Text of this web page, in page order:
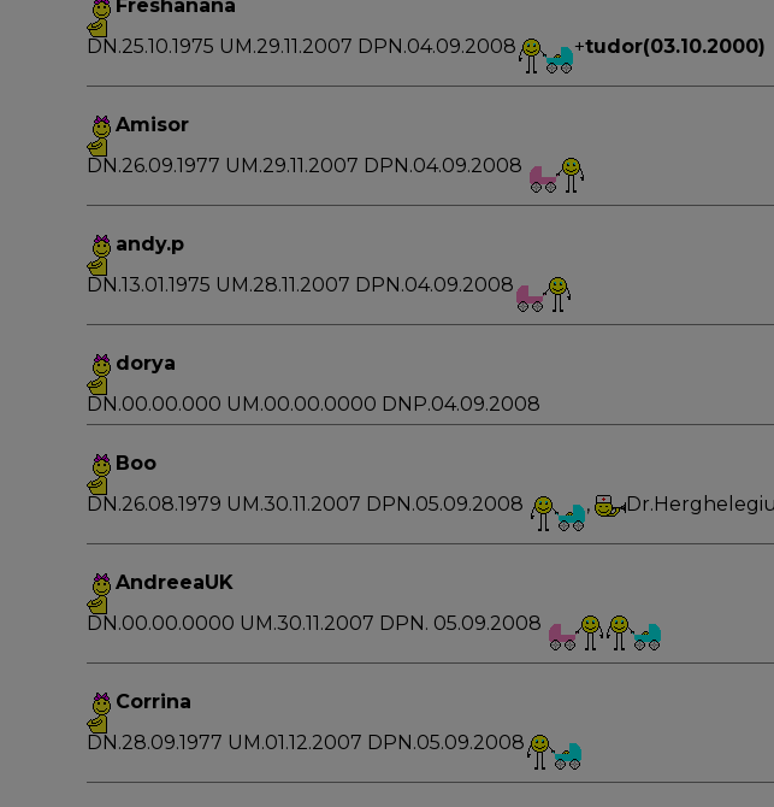
Freshanana
DN.25.10.1975 UM.29.11.2007 DPN.04.09.2008
+tudor(03.10.2000)
Amisor
DN.26.09.1977 UM.29.11.2007 DPN.04.09.2008
andy.p
DN.13.01.1975 UM.28.11.2007 DPN.04.09.2008
dorya
DN.00.00.000 UM.00.00.0000 DNP.04.09.2008
Boo
DN.26.08.1979 UM.30.11.2007 DPN.05.09.2008
,
AndreeaUK
DN.00.00.0000 UM.30.11.2007 DPN. 05.09.2008
Corrina
DN.28.09.1977 UM.01.12.2007 DPN.05.09.2008